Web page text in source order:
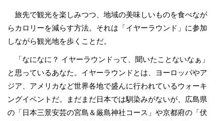
旅先で観光を楽しみつつ、地域の美味しいものを食べなが
らカロリーを減らす方法。それは「イヤーラウンド」に参加
しながら観光地を歩くことだ。
「なになに？ イヤーラウンドって、聞いたことないなぁ」
と思っているあなた。イヤーラウンドとは、ヨーロッパやア
ジア、アメリカなど世界各地で盛んに行われているウォーキ
ングイベントだ。まだまだ日本では馴染みがないが、広島県
の「日本三景安芸の宮島＆厳島神社コース」や京都府の「伏